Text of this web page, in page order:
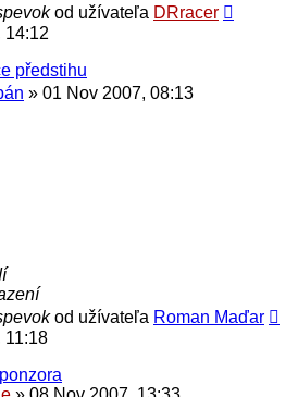
od užívateľa DRracer
14:12
předstihu
» 01 Nov 2007, 08:13
od užívateľa Roman Maďar
11:18